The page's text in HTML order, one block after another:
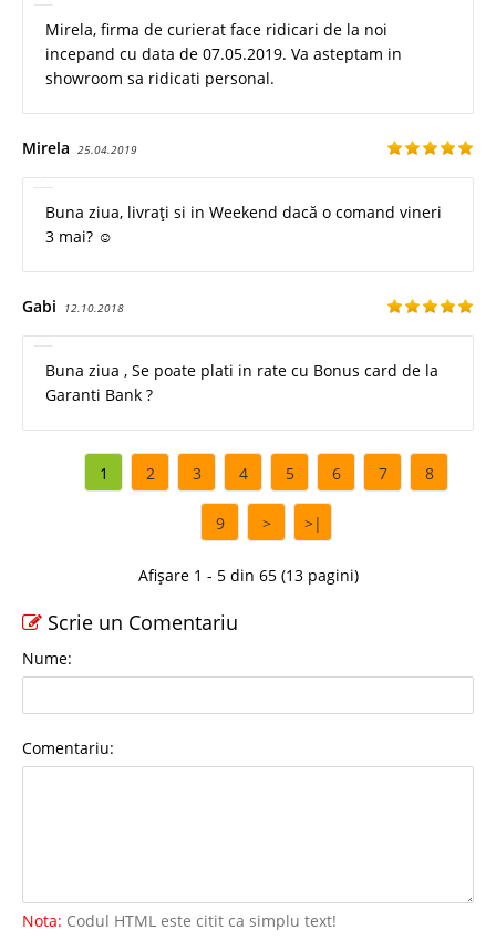
Mirela, firma de curierat face ridicari de la noi
incepand cu data de 07.05.2019. Va asteptam in
showroom sa ridicati personal.
Mirela 25.04.2019
Buna ziua, livrați si in Weekend dacă o comand vineri
3 mai? ☺️
Gabi 12.10.2018
Buna ziua , Se poate plati in rate cu Bonus card de la
Garanti Bank ?
1 2 3 4 5 6 7 8
9 > >|
Afișare 1 - 5 din 65 (13 pagini)
Scrie un Comentariu
Nume:
Comentariu:
Nota: Codul HTML este citit ca simplu text!